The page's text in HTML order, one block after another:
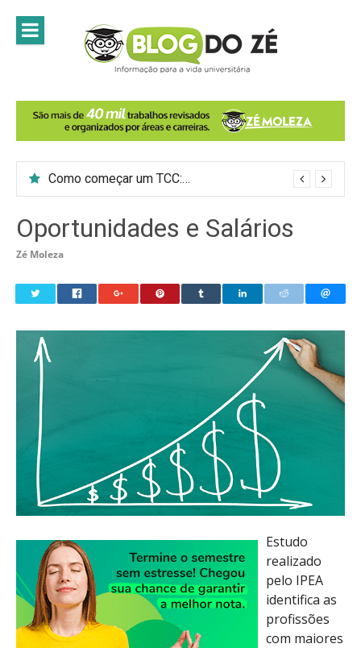
content
Como começar um TCC: 7 passos para introduzir o tema do trabalho
Oportunidades e Salários
Zé Moleza
Estudo
realizado
pelo IPEA
identifica as
profissões
com maiores